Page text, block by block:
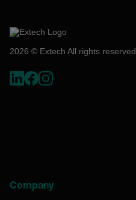
2026 © Extech All rights reserved.
Company